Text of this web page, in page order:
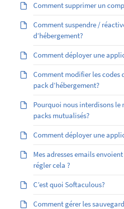
Comment supprimer un
Comment suspendre /
d’hébergement?
Comment déployer une
Comment modifier les codes
pack d’hébergement?
Pourquoi nous interdisons le
packs mutualisés?
Comment déployer une
Mes adresses emails
régler cela ?
C’est quoi Softaculous?
Comment gérer les